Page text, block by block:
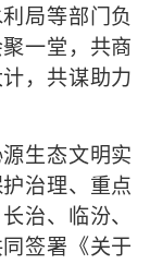
局等部门负
一堂，共商
，共谋助力
生态文明实
治理、重点
治、临汾、
签署《关于